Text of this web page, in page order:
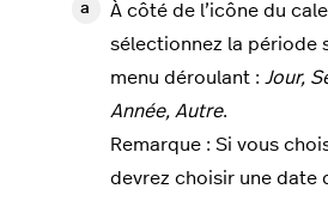
À côté de l’icône du
sélectionnez la période
menu déroulant : Jour,
Année, Autre.
Remarque : Si vous
devrez choisir une date